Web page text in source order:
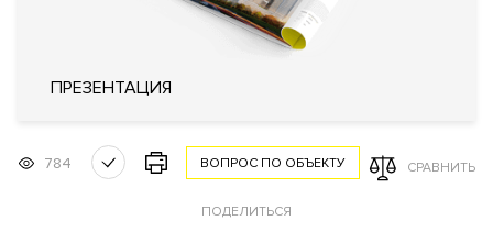
Приточно-вытяжная
Индивидуальный тепловой пункт
Лифты
Описание
ПРЕЗЕНТАЦИЯ
784 ВОПРОС ПО ОБЪЕКТУ СРАВНИТЬ
ПОДЕЛИТЬСЯ